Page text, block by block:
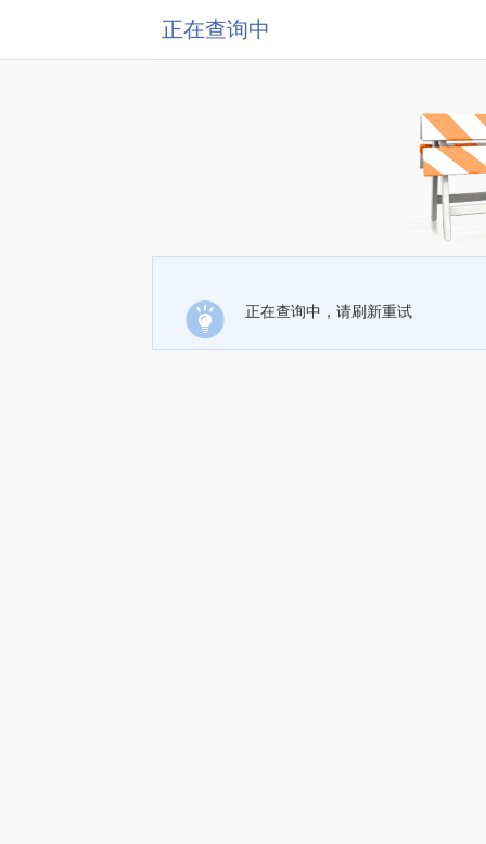
正在查询中
正在查询中，请刷新重试